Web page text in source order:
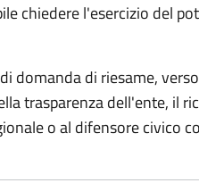
chiedere l'esercizio del
domanda di riesame,
trasparenza dell'ente, il
o al difensore civico